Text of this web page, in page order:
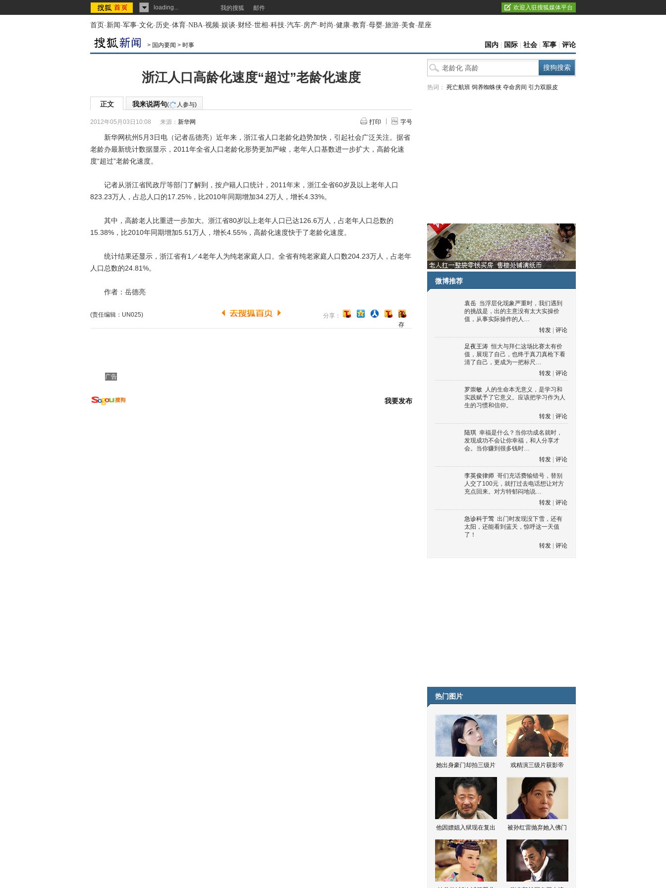
loading... 我的搜狐 邮件 欢迎入驻搜狐媒体平台
首页-新闻-军事-文化-历史-体育-NBA-视频-娱谈-财经-世相-科技-汽车-房产-时尚-健康-教育-母婴-旅游-美食-星座
> 国内要闻 > 时事 国内 国际 社会 军事 评论
浙江人口高龄化速度“超过”老龄化速度
正文 我来说两句( 人参与)
2012年05月03日10:08 来源： 新华网 打印 字号
新华网杭州5月3日电（记者岳德亮）近年来，浙江省人口老龄化趋势加快，引起社会广泛关注。据省
老龄办最新统计数据显示，2011年全省人口老龄化形势更加严峻，老年人口基数进一步扩大，高龄化速
度“超过”老龄化速度。
记者从浙江省民政厅等部门了解到，按户籍人口统计，2011年末，浙江全省60岁及以上老年人口
823.23万人，占总人口的17.25%，比2010年同期增加34.2万人，增长4.33%。
其中，高龄老人比重进一步加大。浙江省80岁以上老年人口已达126.6万人，占老年人口总数的
15.38%，比2010年同期增加5.51万人，增长4.55%，高龄化速度快于了老龄化速度。
统计结果还显示，浙江省有1／4老年人为纯老家庭人口。全省有纯老家庭人口数204.23万人，占老年
人口总数的24.81%。
作者：岳德亮
(责任编辑：UN025) 分享：
[保
存
广告
我要发布
热词： 死亡航班 饲养蜘蛛侠 夺命房间 引力双眼皮
微博推荐
袁岳 当浮层化现象严重时，我们遇到
的挑战是，出的主意没有太大实操价
值，从事实际操作的人…
转发
评论
足夜王涛 恒大与拜仁这场比赛太有价
值，展现了自己，也终于真刀真枪下看
清了自己，更成为一把标尺…
转发
评论
罗崇敏 人的生命本无意义，是学习和
实践赋予了它意义。应该把学习作为人
生的习惯和信仰。
转发
评论
陆琪 幸福是什么？当你功成名就时，
发现成功不会让你幸福，和人分享才
会。当你赚到很多钱时…
转发
评论
李英俊律师 哥们充话费输错号，替别
人交了100元，就打过去电话想让对方
充点回来。对方特郁闷地说…
转发
评论
急诊科于莺 出门时发现没下雪，还有
太阳，还能看到蓝天，惊呼这一天值
了！
转发
评论
热门图片
她出身豪门却拍三级片 戏精演三级片获影帝
他因嫖娼入狱现在复出 被孙红雷抛弃她入佛门